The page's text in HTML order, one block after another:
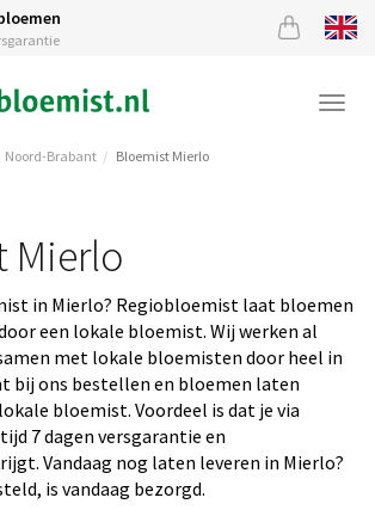
Noord-Brabant Bloemist Mierlo
Mierlo
in Mierlo? Regiobloemist laat bloemen
een lokale bloemist. Wij werken al
met lokale bloemisten door heel in
bij ons bestellen en bloemen laten
bloemist. Voordeel is dat je via
7 dagen versgarantie en
Vandaag nog laten leveren in Mierlo?
is vandaag bezorgd.